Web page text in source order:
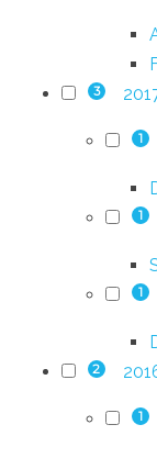
3
1
1
1
2
1